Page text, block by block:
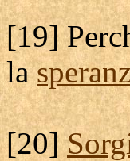
[19]
la
[20]